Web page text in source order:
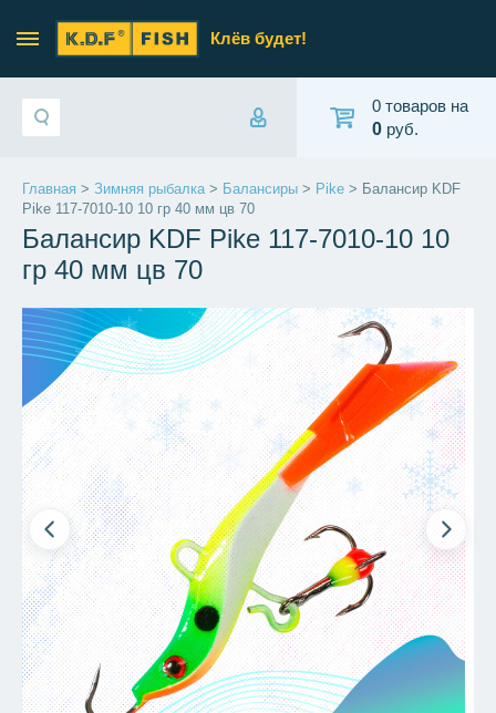
Клёв будет!
0 товаров на
0 руб.
Главная > Зимняя рыбалка> Балансиры > Pike > Балансир KDF
Pike 117-7010-10 10 гр 40 мм цв 70
Балансир KDF Pike 117-7010-10 10
гр 40 мм цв 70